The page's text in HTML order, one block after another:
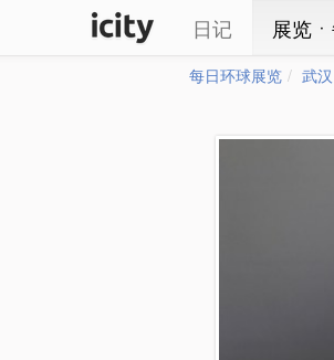
日记 展览
每日环球展览 武汉